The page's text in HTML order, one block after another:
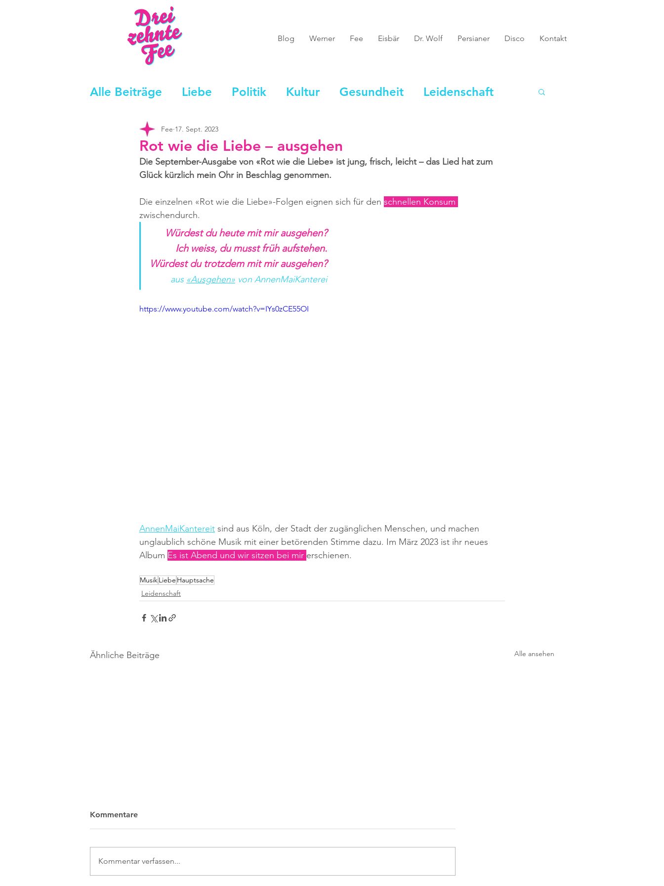
Blog Werner Fee Eisbär Dr. Wolf Persianer Disco Kontakt
Alle Beiträge Liebe Politik Kultur Gesundheit Leidenschaft
Rot wie die Liebe – ausgehen
Fee 17. Sept. 2023
Die September-Ausgabe von «Rot wie die Liebe» ist jung, frisch, leicht – das Lied hat zum
Glück kürzlich mein Ohr in Beschlag genommen.
Die einzelnen «Rot wie die Liebe»-Folgen eignen sich für den schnellen Konsum
zwischendurch.
Würdest du heute mit mir ausgehen?
Ich weiss, du musst früh aufstehen.
Würdest du trotzdem mit mir ausgehen?
aus «Ausgehen» von AnnenMaiKanterei
https://www.youtube.com/watch?v=IYs0zCE55OI
AnnenMaiKantereit sind aus Köln, der Stadt der zugänglichen Menschen, und machen
unglaublich schöne Musik mit einer betörenden Stimme dazu. Im März 2023 ist ihr neues
Album Es ist Abend und wir sitzen bei mir erschienen.
MusikLiebe Hauptsache
Leidenschaft
Ähnliche Beiträge Alle ansehen
Kommentare
Kommentar verfassen...